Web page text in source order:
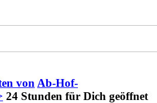
von Ab-Hof-
24 Stunden für Dich geöffnet